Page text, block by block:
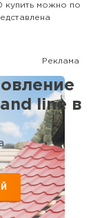
купить можно по
Реклама
line в